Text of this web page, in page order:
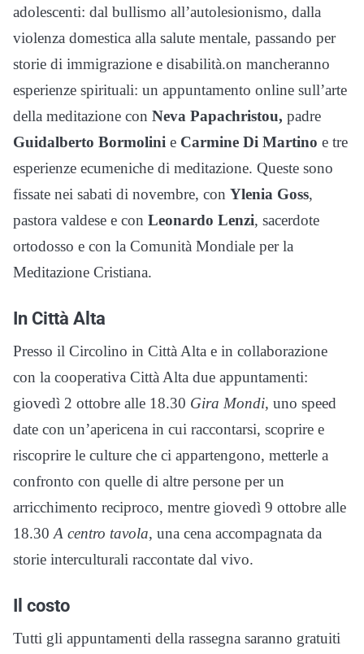
adolescenti: dal bullismo all’autolesionismo, dalla
violenza domestica alla salute mentale, passando per
storie di immigrazione e disabilità.on mancheranno
esperienze spirituali: un appuntamento online sull’arte
della meditazione con Neva Papachristou, padre
Guidalberto Bormolini e Carmine Di Martino e tre
esperienze ecumeniche di meditazione. Queste sono
fissate nei sabati di novembre, con Ylenia Goss,
pastora valdese e con Leonardo Lenzi, sacerdote
ortodosso e con la Comunità Mondiale per la
Meditazione Cristiana.
In Città Alta
Presso il Circolino in Città Alta e in collaborazione
con la cooperativa Città Alta due appuntamenti:
giovedì 2 ottobre alle 18.30 Gira Mondi, uno speed
date con un’apericena in cui raccontarsi, scoprire e
riscoprire le culture che ci appartengono, metterle a
confronto con quelle di altre persone per un
arricchimento reciproco, mentre giovedì 9 ottobre alle
18.30 A centro tavola, una cena accompagnata da
storie interculturali raccontate dal vivo.
Il costo
Tutti gli appuntamenti della rassegna saranno gratuiti